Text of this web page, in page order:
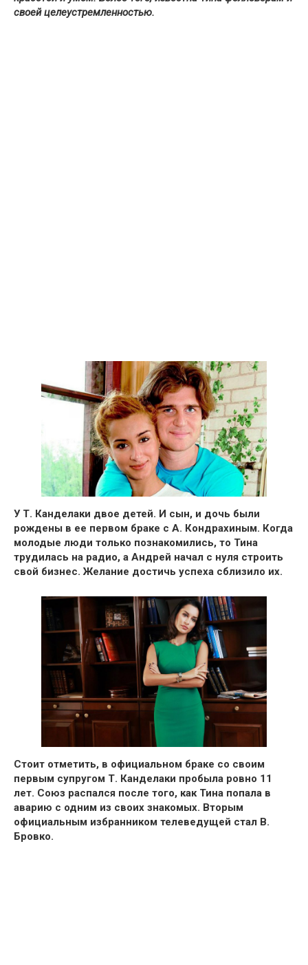
своей целеустремленностью.
У Т. Канделаки двое детей. И сын, и дочь были
рождены в ее первом браке с А. Кондрахиным. Когда
молодые люди только познакомились, то Тина
трудилась на радио, а Андрей начал с нуля строить
свой бизнес. Желание достичь успеха сблизило их.
Стоит отметить, в официальном браке со своим
первым супругом Т. Канделаки пробыла ровно 11
лет. Союз распался после того, как Тина попала в
аварию с одним из своих знакомых. Вторым
официальным избранником телеведущей стал В.
Бровко.